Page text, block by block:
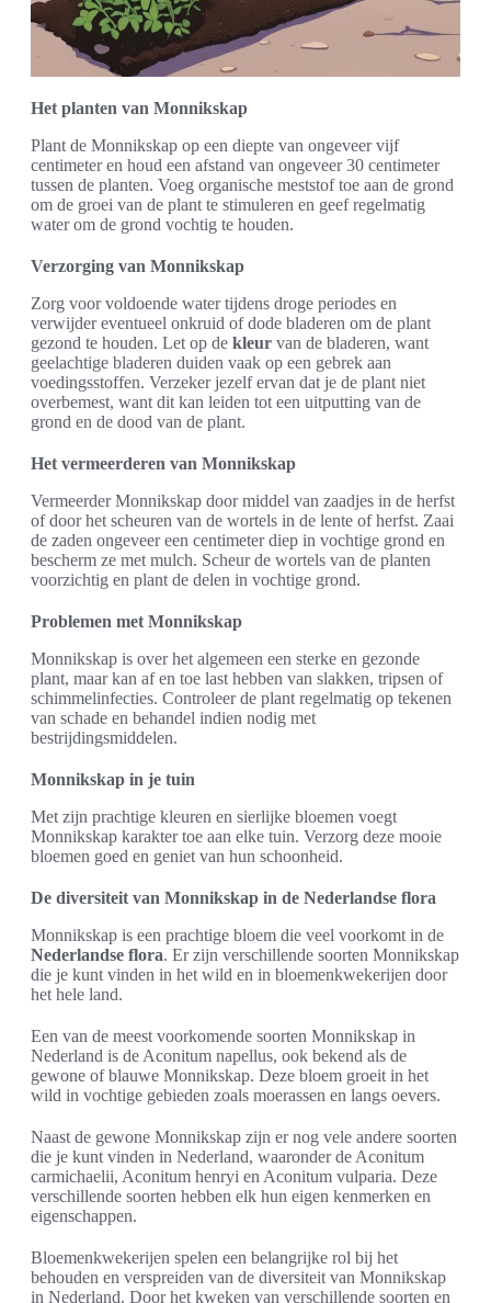
Het planten van Monnikskap
Plant de Monnikskap op een diepte van ongeveer vijf
centimeter en houd een afstand van ongeveer 30 centimeter
tussen de planten. Voeg organische meststof toe aan de grond
om de groei van de plant te stimuleren en geef regelmatig
water om de grond vochtig te houden.
Verzorging van Monnikskap
Zorg voor voldoende water tijdens droge periodes en
verwijder eventueel onkruid of dode bladeren om de plant
gezond te houden. Let op de kleur van de bladeren, want
geelachtige bladeren duiden vaak op een gebrek aan
voedingsstoffen. Verzeker jezelf ervan dat je de plant niet
overbemest, want dit kan leiden tot een uitputting van de
grond en de dood van de plant.
Het vermeerderen van Monnikskap
Vermeerder Monnikskap door middel van zaadjes in de herfst
of door het scheuren van de wortels in de lente of herfst. Zaai
de zaden ongeveer een centimeter diep in vochtige grond en
bescherm ze met mulch. Scheur de wortels van de planten
voorzichtig en plant de delen in vochtige grond.
Problemen met Monnikskap
Monnikskap is over het algemeen een sterke en gezonde
plant, maar kan af en toe last hebben van slakken, tripsen of
schimmelinfecties. Controleer de plant regelmatig op tekenen
van schade en behandel indien nodig met
bestrijdingsmiddelen.
Monnikskap in je tuin
Met zijn prachtige kleuren en sierlijke bloemen voegt
Monnikskap karakter toe aan elke tuin. Verzorg deze mooie
bloemen goed en geniet van hun schoonheid.
De diversiteit van Monnikskap in de Nederlandse flora
Monnikskap is een prachtige bloem die veel voorkomt in de
Nederlandse flora. Er zijn verschillende soorten Monnikskap
die je kunt vinden in het wild en in bloemenkwekerijen door
het hele land.
Een van de meest voorkomende soorten Monnikskap in
Nederland is de Aconitum napellus, ook bekend als de
gewone of blauwe Monnikskap. Deze bloem groeit in het
wild in vochtige gebieden zoals moerassen en langs oevers.
Naast de gewone Monnikskap zijn er nog vele andere soorten
die je kunt vinden in Nederland, waaronder de Aconitum
carmichaelii, Aconitum henryi en Aconitum vulparia. Deze
verschillende soorten hebben elk hun eigen kenmerken en
eigenschappen.
Bloemenkwekerijen spelen een belangrijke rol bij het
behouden en verspreiden van de diversiteit van Monnikskap
in Nederland. Door het kweken van verschillende soorten en